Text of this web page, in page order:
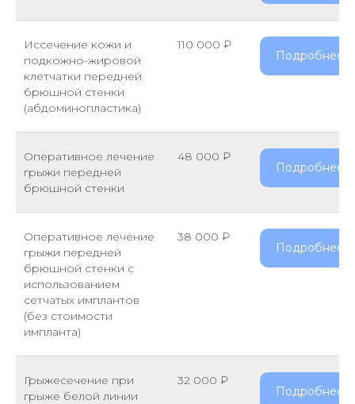
Иссечение кожи и
подкожно-жировой
клетчатки передней
брюшной стенки
(абдоминопластика)
110 000 ₽
Подробнее
Оперативное лечение
грыжи передней
брюшной стенки
48 000 ₽
Подробнее
Оперативное лечение
грыжи передней
брюшной стенки с
использованием
сетчатых имплантов
(без стоимости
импланта)
38 000 ₽
Подробнее
Грыжесечение при
грыже белой линии
32 000 ₽
Подробнее